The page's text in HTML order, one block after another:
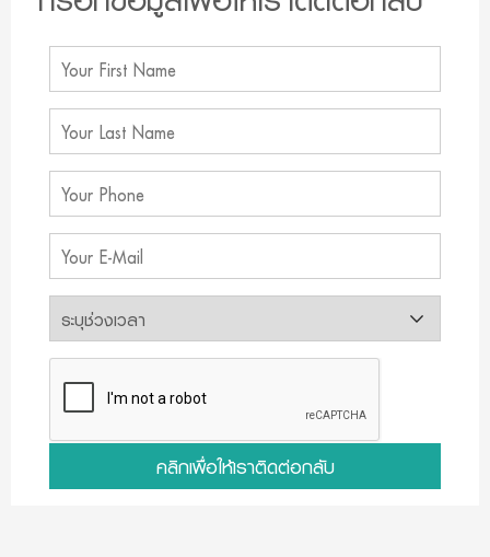
คลิกเพื่อให้เราติดต่อกลับ